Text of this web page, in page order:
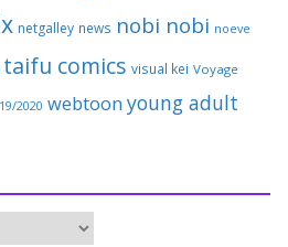
netgalley news nobi nobi noeve
taifu comics visual kei Voyage
2020 webtoon young adult